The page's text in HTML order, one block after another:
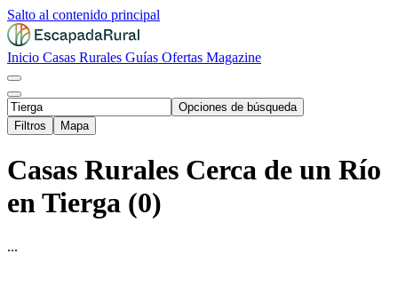
Salto al contenido principal
Inicio Casas Rurales Guías Ofertas Magazine
Opciones de búsqueda
Filtros
Mapa
Casas Rurales Cerca de un Río
en Tierga (0)
...